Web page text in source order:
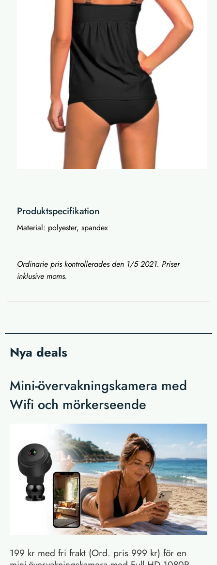
Produktspecifikation
Material: polyester, spandex
Ordinarie pris kontrollerades den 1/5 2021. Priser
inklusive moms.
Nya deals
Mini-övervakningskamera med
Wifi och mörkerseende
199 kr med fri frakt (Ord. pris 999 kr) för en